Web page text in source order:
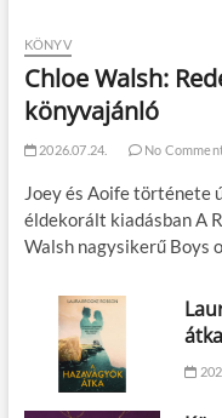
KÖNYV
Chloe Walsh:
könyvajánló
2026.07.24. No
Joey és Aoife története
éldekorált kiadásban A
Walsh nagysikerű Boys